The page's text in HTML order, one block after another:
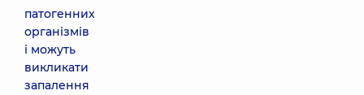
патогенних
організмів
і можуть
викликати
запалення